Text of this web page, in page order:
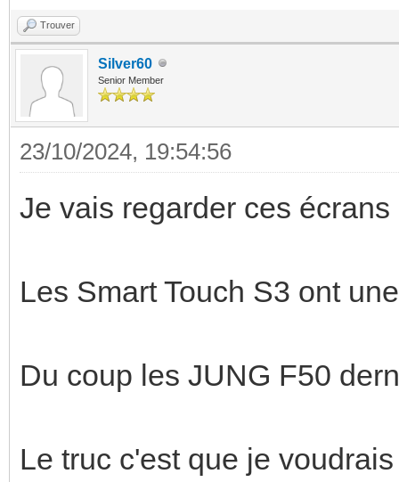
Trouver
Silver60
Senior Member
23/10/2024, 19:54:56
Je vais regarder ces écrans
Les Smart Touch S3 ont
Du coup les JUNG F50
Le truc c'est que je